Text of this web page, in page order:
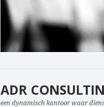
ADR
een dynamisch kantoor waar